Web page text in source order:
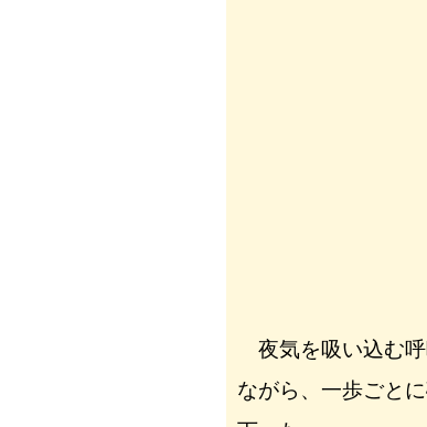
夜気を吸い込む呼
ながら、一歩ごと